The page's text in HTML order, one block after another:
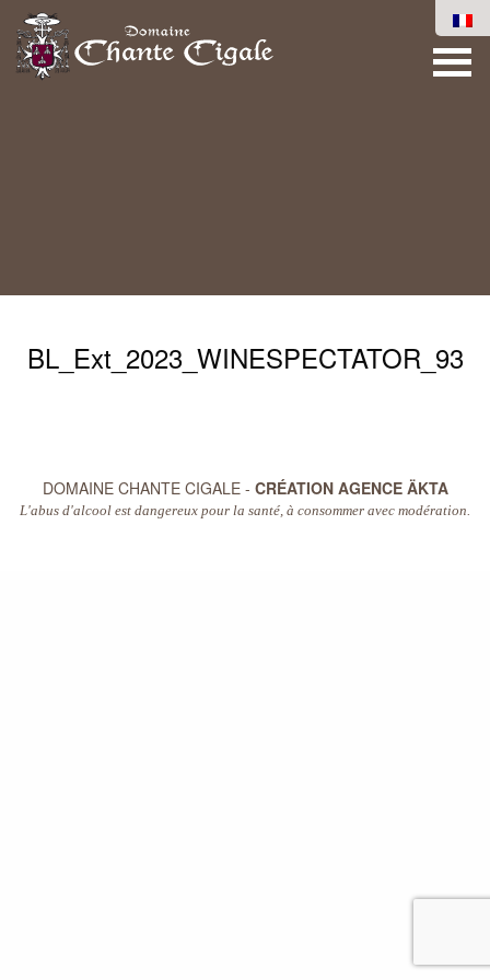
BL_Ext_2023_WINESPECTATOR_93
DOMAINE CHANTE CIGALE - CRÉATION AGENCE ÄKTA
L'abus d'alcool est dangereux pour la santé, à consommer avec modération.